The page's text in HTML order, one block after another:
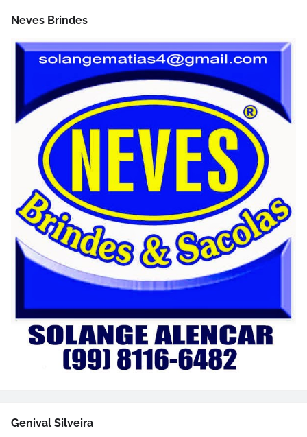
Neves Brindes
Genival Silveira